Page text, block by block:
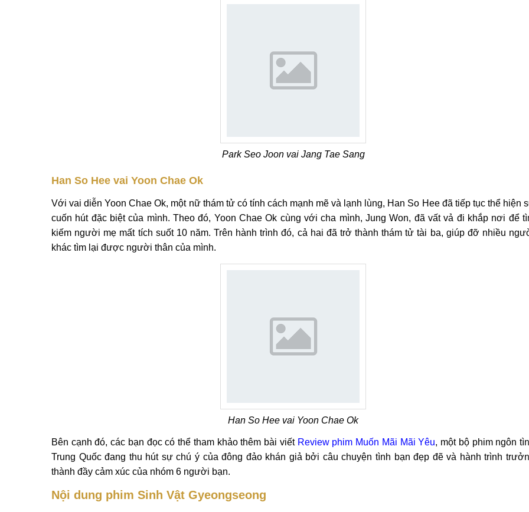
Park Seo Joon vai Jang Tae Sang
Han So Hee vai Yoon Chae Ok
Với vai diễn Yoon Chae Ok, một nữ thám tử có tính cách mạnh mẽ và lạnh lùng, Han So Hee đã tiếp tục thể hiện
cuốn hút đặc biệt của mình. Theo đó, Yoon Chae Ok cùng với cha mình, Jung Won, đã vất vả đi khắp nơi để
kiếm người mẹ mất tích suốt 10 năm. Trên hành trình đó, cả hai đã trở thành thám tử tài ba, giúp đỡ nhiều
khác tìm lại được người thân của mình.
Han So Hee vai Yoon Chae Ok
Bên cạnh đó, các bạn đọc có thể tham khảo thêm bài viết Review phim Muốn Mãi Mãi Yêu, một bộ phim ngôn
Trung Quốc đang thu hút sự chú ý của đông đảo khán giả bởi câu chuyện tình bạn đẹp đẽ và hành trình
thành đầy cảm xúc của nhóm 6 người bạn.
Nội dung phim Sinh Vật Gyeongseong